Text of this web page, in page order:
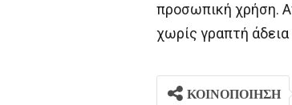
προσωπική χρήση.
χωρίς γραπτή
ΚΟΙΝΟΠΟΙΗΣΗ